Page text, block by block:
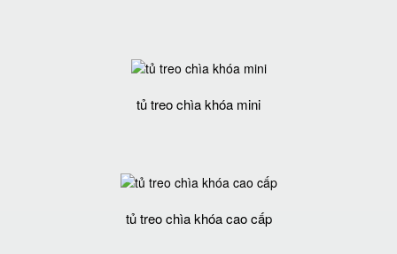
tủ treo chìa khóa mini
tủ treo chìa khóa cao cấp